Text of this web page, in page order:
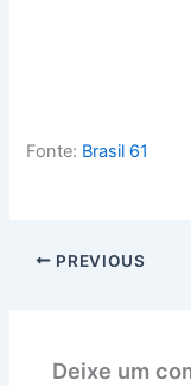
Fonte: Brasil 61
PREVIOUS
Deixe um